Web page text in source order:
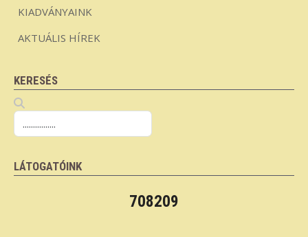
KIADVÁNYAINK
AKTUÁLIS HÍREK
KERESÉS
LÁTOGATÓINK
708209